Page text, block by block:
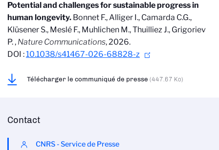
Potential and challenges for sustainable progress in
human longevity. Bonnet F., Alliger I., Camarda C.G.,
Klüsener S., Meslé F., Muhlichen M., Thuilliez J., Grigoriev
P. , Nature Communications, 2026.
DOI :10.1038/s41467-026-68828-z
Télécharger le communiqué de presse (447.67 Ko)
Contact
CNRS - Service de Presse